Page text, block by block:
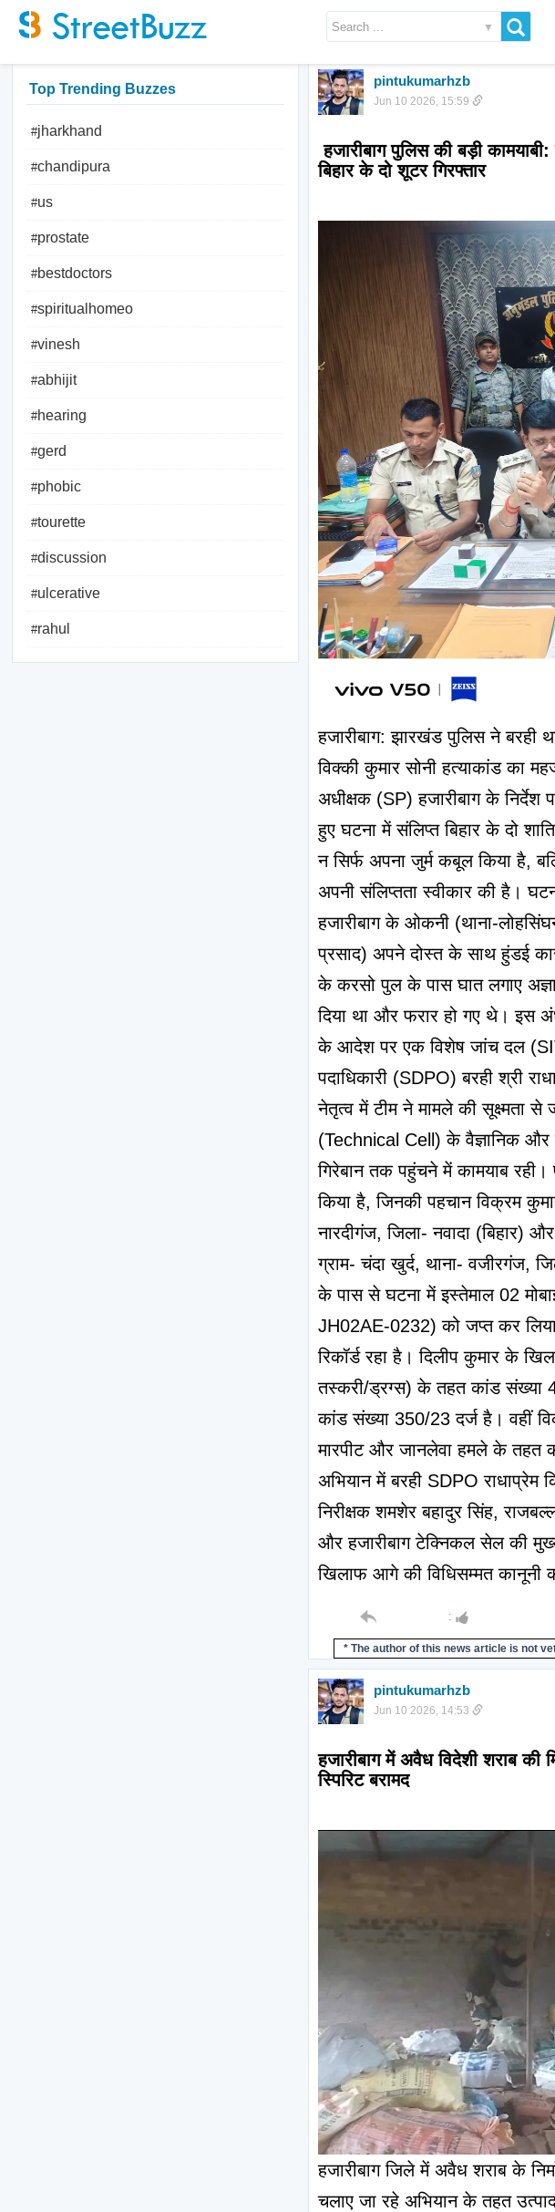
▼
Top Trending Buzzes
#jharkhand
#chandipura
#us
#prostate
#bestdoctors
#spiritualhomeo
#vinesh
#abhijit
#hearing
#gerd
#phobic
#tourette
#discussion
#ulcerative
#rahul
pintukumarhzb
Jun 10 2026, 15:59
हजारीबाग पुलिस की बड़ी कामयाबी: बरही के विक्की सोनी हत्याकांड का 48 घंटे में खुलासा,
बिहार के दो शूटर गिरफ्तार
हजारीबाग: झारखंड पुलिस ने बरही
विक्की कुमार सोनी हत्याकांड का
अधीक्षक (SP) हजारीबाग के निर्देश
हुए घटना में संलिप्त बिहार के दो
न सिर्फ अपना जुर्म कबूल किया है,
अपनी संलिप्तता स्वीकार की है।
हजारीबाग के ओकनी (थाना-
प्रसाद) अपने दोस्त के साथ हुंडई
के करसो पुल के पास घात लगाए
दिया था और फरार हो गए थे। इस
के आदेश पर एक विशेष जांच दल
पदाधिकारी (SDPO) बरही श्री
नेतृत्व में टीम ने मामले की सूक्ष्मता
(Technical Cell) के वैज्ञानिक और
गिरेबान तक पहुंचने में कामयाब रही।
किया है, जिनकी पहचान विक्रम
नारदीगंज, जिला- नवादा (बिहार)
ग्राम- चंदा खुर्द, थाना- वजीरगंज,
के पास से घटना में इस्तेमाल 02
JH02AE-0232) को जप्त कर लिया
रिकॉर्ड रहा है। दिलीप कुमार के
तस्करी/ड्रग्स) के तहत कांड संख्या
कांड संख्या 350/23 दर्ज है। वहीं
मारपीट और जानलेवा हमले के
अभियान में बरही SDPO राधाप्रेम
निरीक्षक शमशेर बहादुर सिंह,
और हजारीबाग टेक्निकल सेल की
खिलाफ आगे की विधिसम्मत कानूनी
:
* The author of this news article is not
pintukumarhzb
Jun 10 2026, 14:53
हजारीबाग में अवैध विदेशी शराब की
स्पिरिट बरामद
हजारीबाग जिले में अवैध शराब के
चलाए जा रहे अभियान के तहत